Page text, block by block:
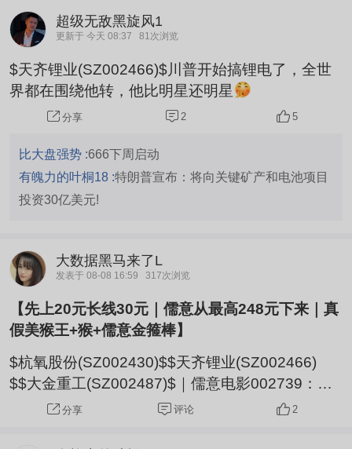
超级无敌黑旋风1
更新于 今天 08:37 81次浏览
$天齐锂业(SZ002466)$川普开始搞锂电了，全世
界都在围绕他转，他比明星还明星
分享 2 5
比大盘强势 :666下周启动
有魄力的叶桐18 :特朗普宣布：将向关键矿产和电池项目
投资30亿美元!
大数据黑马来了L
发表于 08-08 16:59 317次浏览
【先上20元长线30元｜儒意从最高248元下来｜真
假美猴王+猴+儒意金箍棒】
$杭氧股份(SZ002430)$$天齐锂业(SZ002466)
$$大金重工(SZ002487)$｜儒意电影002739：猴
生肖龙头+低价+AI玩具+IP+影游联动+回购+腾讯
分享 评论 2